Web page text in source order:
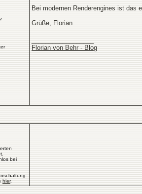
Bei modernen Renderengines ist das
Grüße, Florian
Florian von Behr - Blog
bei
hier.